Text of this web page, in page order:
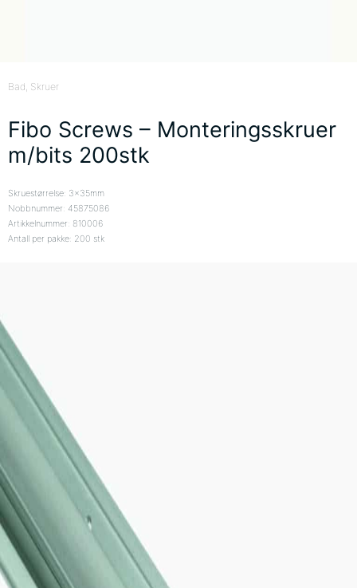
Bad , Skruer
Fibo Screws – Monteringsskruer
m/bits 200stk
Skruestørrelse: 3x35mm
Nobbnummer: 45875086
Artikkelnummer: 810006
Antall per pakke: 200 stk